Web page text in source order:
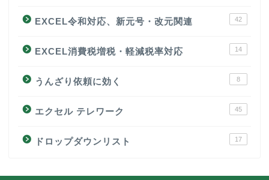
EXCEL令和対応、新元号・改元関連 42
EXCEL消費税増税・軽減税率対応 14
うんざり依頼に効く 8
エクセル テレワーク 45
ドロップダウンリスト 17